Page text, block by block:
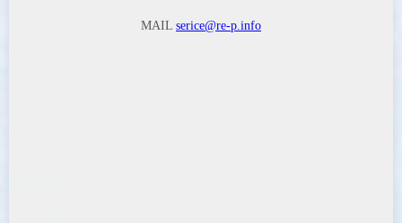
MAIL serice@re-p.info